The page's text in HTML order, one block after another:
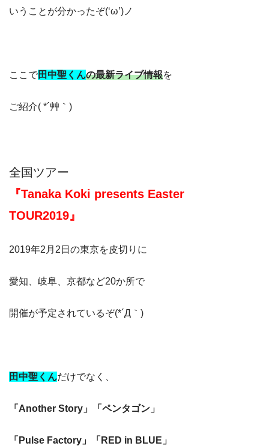
いうことが分かったぞ(‘ω’)ノ
ここで田中聖くんの最新ライブ情報を
ご紹介( *´艸｀)
全国ツアー
『Tanaka Koki presents Easter
TOUR2019』
2019年2月2日の東京を皮切りに
愛知、岐阜、京都など20か所で
開催が予定されているぞ(*´Д｀)
田中聖くんだけでなく、
「Another Story」「ペンタゴン」
「Pulse Factory」「RED in BLUE」